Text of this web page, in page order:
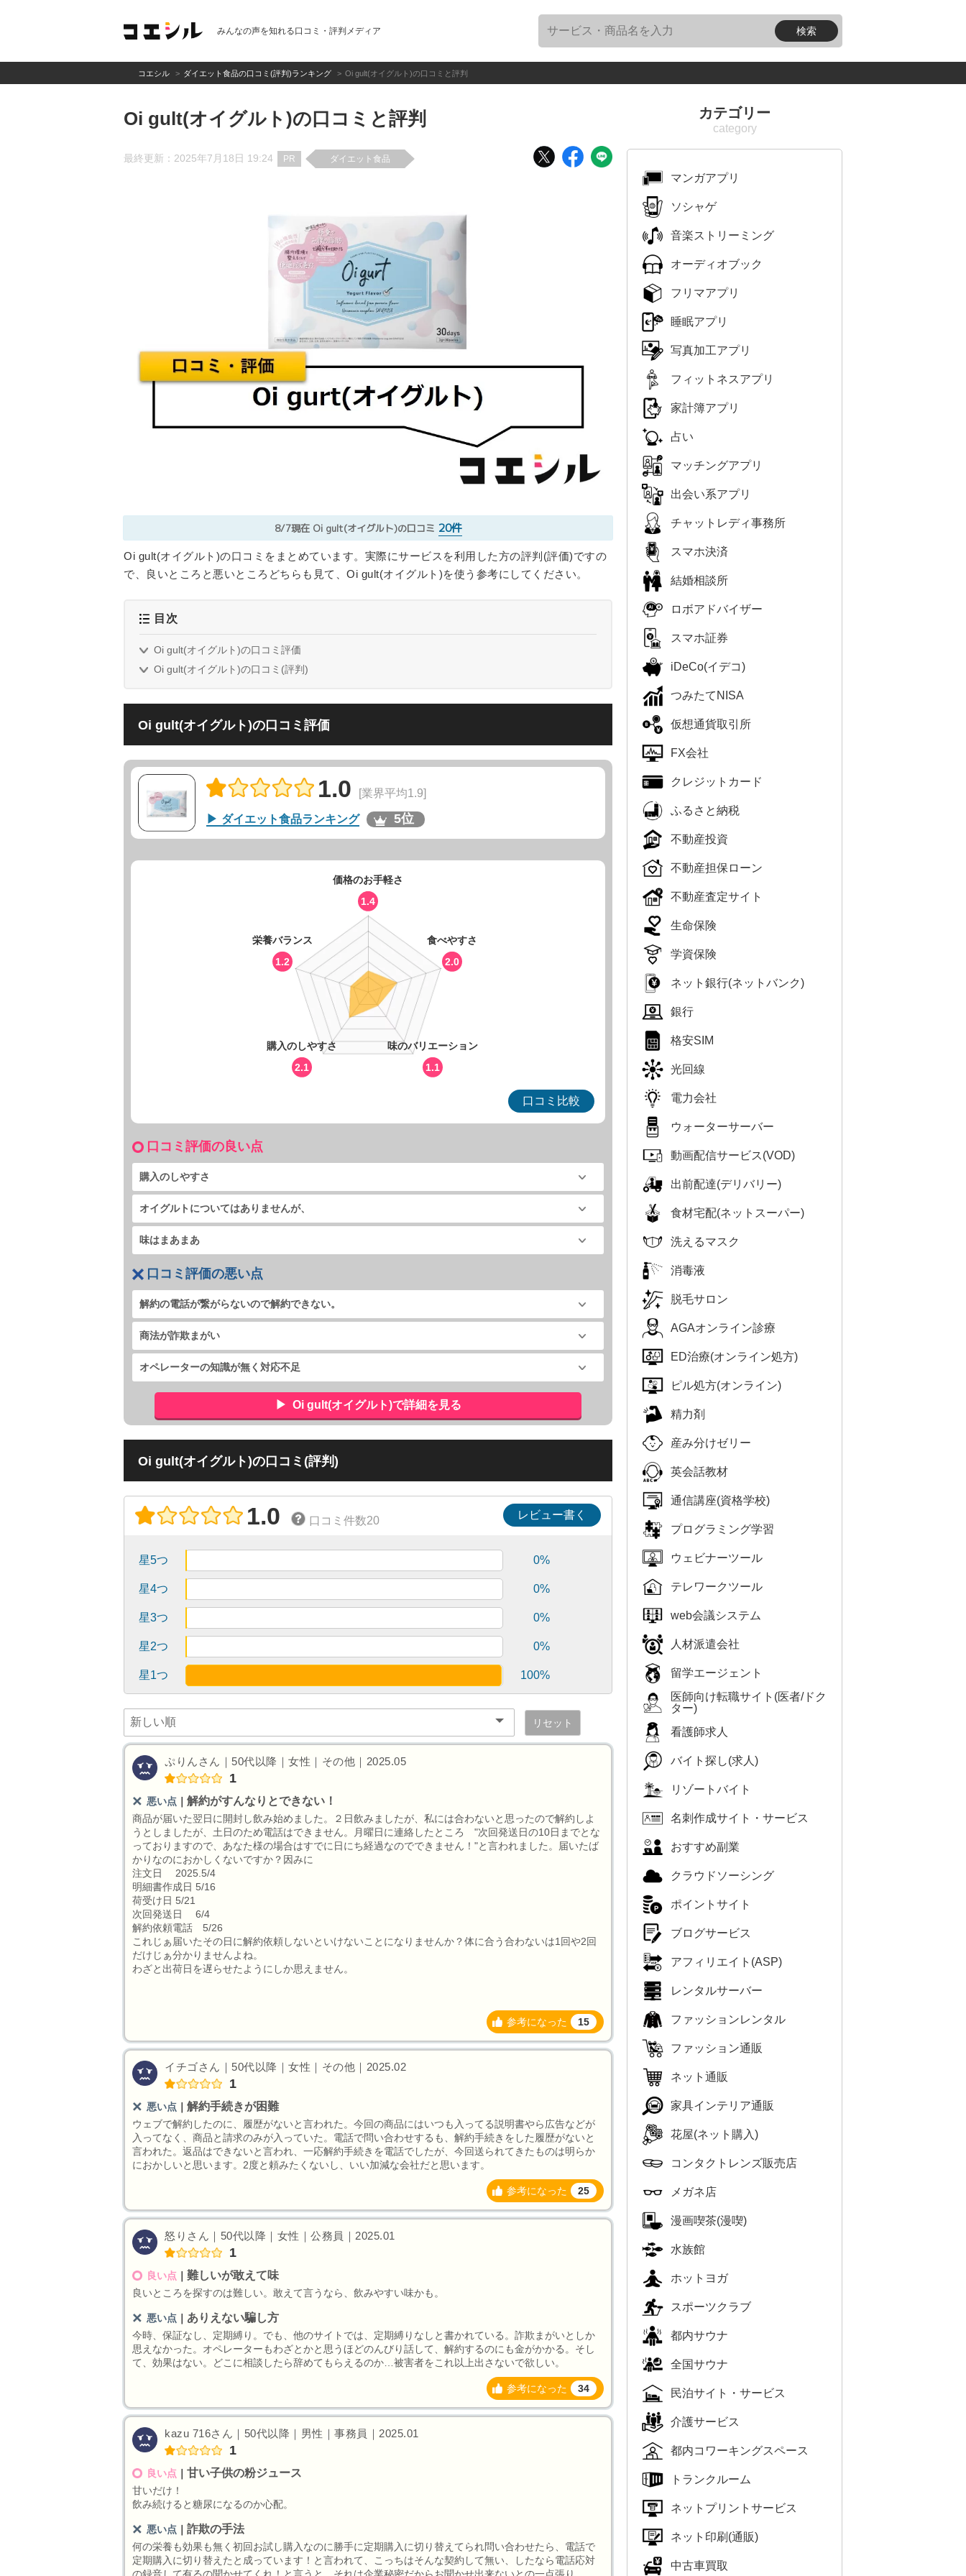
みんなの声を知れる口コミ・評判メディア
コエシル ダイエット食品の口コミ(評判)ランキング Oi gult(オイグルト)の口コミと評判
Oi gult(オイグルト)の口コミと評判
最終更新：2025年7月18日 19:24 PR ダイエット食品
8/7現在 Oi gult(オイグルト)の口コミ 20件
Oi gult(オイグルト)の口コミをまとめています。実際にサービスを利用した方の評判(評価)ですの
で、良いところと悪いところどちらも見て、Oi gult(オイグルト)を使う参考にしてください。
目次
Oi gult(オイグルト)の口コミ評価
Oi gult(オイグルト)の口コミ(評判)
Oi gult(オイグルト)の口コミ評価
1.0 [業界平均1.9]
ダイエット食品ランキング 5位
価格のお手軽さ
1.4
食べやすさ
2.0
味のバリエーション
1.1
購入のしやすさ
2.1
栄養バランス
1.2
口コミ比較
口コミ評価の良い点
購入のしやすさ
オイグルトについてはありませんが、
味はまあまあ
口コミ評価の悪い点
解約の電話が繋がらないので解約できない。
商法が詐欺まがい
オペレーターの知識が無く対応不足
Oi gult(オイグルト)で詳細を見る
Oi gult(オイグルト)の口コミ(評判)
1.0 口コミ件数20 レビュー書く
星5つ 0%
星4つ 0%
星3つ 0%
星2つ 0%
星1つ 100%
リセット
ぷりんさん｜50代以降｜女性｜その他｜2025.05
1
悪い点 解約がすんなりとできない！
商品が届いた翌日に開封し飲み始めました。２日飲みましたが、私には合わないと思ったので解約しよ
うとしましたが、土日のため電話はできません。月曜日に連絡したところ "次回発送日の10日までとな
っておりますので、あなた様の場合はすでに日にち経過なのでできません！"と言われました。届いたば
かりなのにおかしくないですか？因みに
注文日 2025.5/4
明細書作成日 5/16
荷受け日 5/21
次回発送日 6/4
解約依頼電話 5/26
これじぁ届いたその日に解約依頼しないといけないことになりませんか？体に合う合わないは1回や2回
だけじぁ分かりませんよね。
わざと出荷日を遅らせたようにしか思えません。
参考になった 15
イチゴさん｜50代以降｜女性｜その他｜2025.02
1
悪い点 解約手続きが困難
ウェブで解約したのに、履歴がないと言われた。今回の商品にはいつも入ってる説明書やら広告などが
入ってなく、商品と請求のみが入っていた。電話で問い合わせするも、解約手続きをした履歴がないと
言われた。返品はできないと言われ、一応解約手続きを電話でしたが、今回送られてきたものは明らか
におかしいと思います。2度と頼みたくないし、いい加減な会社だと思います。
参考になった 25
怒りさん｜50代以降｜女性｜公務員｜2025.01
1
良い点 難しいが敢えて味
良いところを探すのは難しい。敢えて言うなら、飲みやすい味かも。
悪い点 ありえない騙し方
今時、保証なし、定期縛り。でも、他のサイトでは、定期縛りなしと書かれている。詐欺まがいとしか
思えなかった。オペレーターもわざとかと思うほどのんびり話して、解約するのにも金がかかる。そし
て、効果はない。どこに相談したら辞めてもらえるのか…被害者をこれ以上出さないで欲しい。
参考になった 34
kazu 716さん｜50代以降｜男性｜事務員｜2025.01
1
良い点 甘い子供の粉ジュース
甘いだけ！
飲み続けると糖尿になるのか心配。
悪い点 詐欺の手法
何の栄養も効果も無く初回お試し購入なのに勝手に定期購入に切り替えてられ問い合わせたら、電話で
定期購入に切り替えたと成っています！と言われて、こっちはそんな契約して無い、したなら電話応対
カテゴリー
マンガアプリ
ソシャゲ
音楽ストリーミング
オーディオブック
フリマアプリ
睡眠アプリ
写真加工アプリ
フィットネスアプリ
家計簿アプリ
占い
マッチングアプリ
出会い系アプリ
チャットレディ事務所
スマホ決済
結婚相談所
ロボアドバイザー
スマホ証券
iDeCo(イデコ)
つみたてNISA
仮想通貨取引所
FX会社
クレジットカード
ふるさと納税
不動産投資
不動産担保ローン
不動産査定サイト
生命保険
学資保険
ネット銀行(ネットバンク)
銀行
格安SIM
光回線
電力会社
ウォーターサーバー
動画配信サービス(VOD)
出前配達(デリバリー)
食材宅配(ネットスーパー)
洗えるマスク
消毒液
脱毛サロン
AGAオンライン診療
ED治療(オンライン処方)
ピル処方(オンライン)
精力剤
産み分けゼリー
英会話教材
通信講座(資格学校)
プログラミング学習
ウェビナーツール
テレワークツール
web会議システム
人材派遣会社
留学エージェント
医師向け転職サイト(医者/ドク
ター)
看護師求人
バイト探し(求人)
リゾートバイト
名刺作成サイト・サービス
おすすめ副業
クラウドソーシング
ポイントサイト
ブログサービス
アフィリエイト(ASP)
レンタルサーバー
ファッションレンタル
ファッション通販
ネット通販
家具インテリア通販
花屋(ネット購入)
コンタクトレンズ販売店
メガネ店
漫画喫茶(漫喫)
水族館
ホットヨガ
スポーツクラブ
都内サウナ
全国サウナ
民泊サイト・サービス
介護サービス
都内コワーキングスペース
トランクルーム
ネットプリントサービス
ネット印刷(通販)
中古車買取